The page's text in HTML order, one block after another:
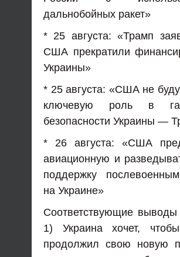
дальнобойных ракет»
* 25 августа: «Трамп
США прекратили
Украины»
* 25 августа: «США не
ключевую роль в
безопасности Украины —
* 26 августа: «США
авиационную и
поддержку
на Украине»
Соответствующие выводы
1) Украина хочет,
продолжил свою новую